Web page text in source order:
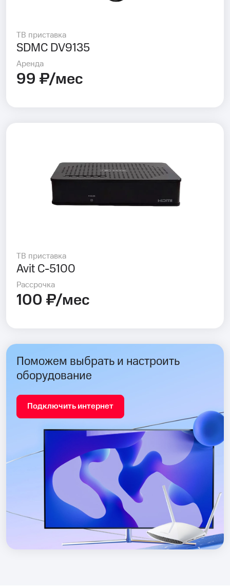
ТВ приставка
SDMC DV9135
Аренда
99 ₽/мес
ТВ приставка
Avit C-5100
Рассрочка
100 ₽/мес
Поможем выбрать и настроить
оборудование
Подключить интернет